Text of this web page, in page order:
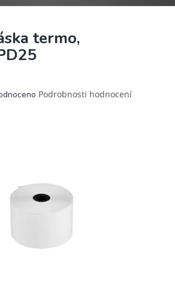
termo,
Podrobnosti hodnocení